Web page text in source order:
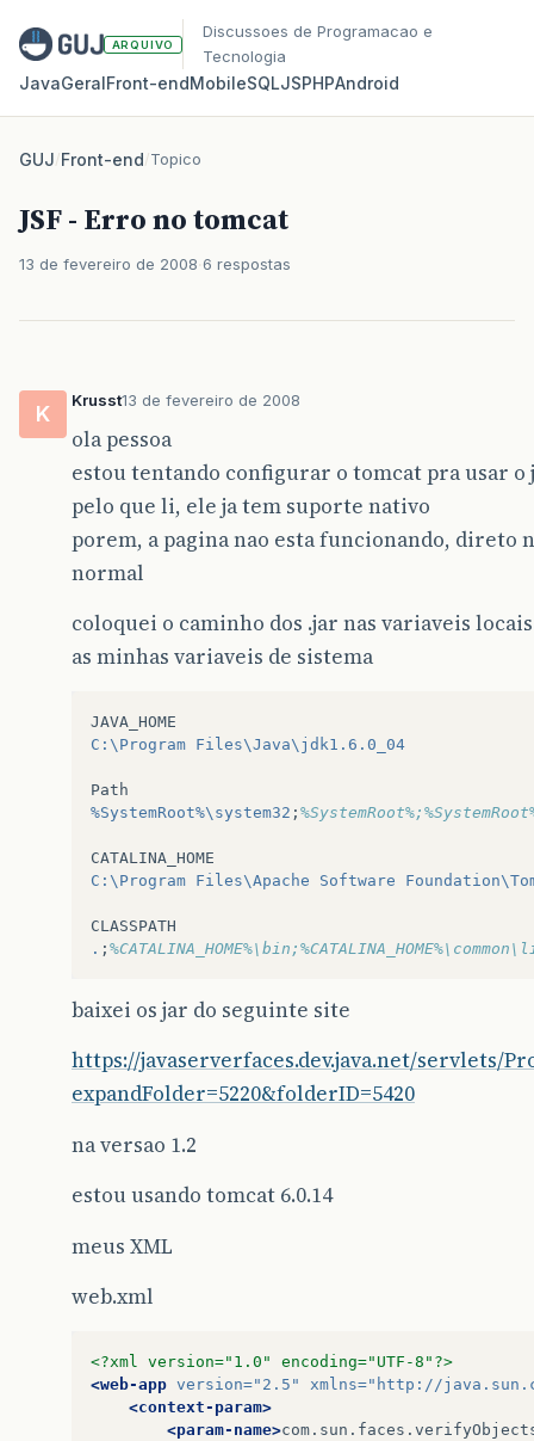
ARQUIVO
Discussoes de Programacao e
Tecnologia
JavaGeralFront‑endMobileSQLJSPHPAndroid
GUJ/Front-end/Topico
JSF - Erro no tomcat
13 de fevereiro de 2008 6 respostas
K
Krusst13 de fevereiro de 2008
ola pessoa
estou tentando configurar o tomcat pra usar o
pelo que li, ele ja tem suporte nativo
porem, a pagina nao esta funcionando, direto
normal
coloquei o caminho dos .jar nas variaveis
as minhas variaveis de sistema
JAVA_HOME
C:\Program Files\Java\jdk1.6.0_04
Path
%SystemRoot%\system32 ;
CATALINA_HOME
C:\Program Files\Apache Software
CLASSPATH
. ;
baixei os jar do seguinte site
https://javaserverfaces.dev.java.net/servlets/
expandFolder=5220&folderID=5420
na versao 1.2
estou usando tomcat 6.0.14
meus XML
web.xml
<?xml version="1.0" encoding="UTF-8"?>
<web-app version="2.5" xmlns="http://
<context-param>
<param-name>